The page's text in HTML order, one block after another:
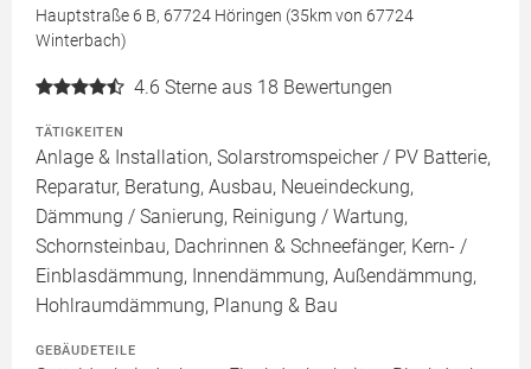
Hauptstraße 6 B, 67724 Höringen (35km von 67724
Winterbach)
4.6 Sterne aus 18 Bewertungen
TÄTIGKEITEN
Anlage & Installation, Solarstromspeicher / PV Batterie,
Reparatur, Beratung, Ausbau, Neueindeckung,
Dämmung / Sanierung, Reinigung / Wartung,
Schornsteinbau, Dachrinnen & Schneefänger, Kern- /
Einblasdämmung, Innendämmung, Außendämmung,
Hohlraumdämmung, Planung & Bau
GEBÄUDETEILE